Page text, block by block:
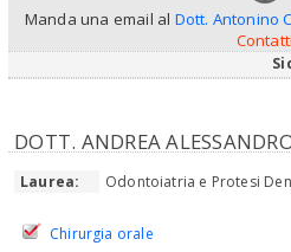
Manda una email al Dott. Antonino
Contatti
DOTT. ANDREA
Laurea: Odontoiatria e Protesi
Chirurgia orale